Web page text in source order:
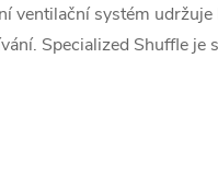
ventilační systém
Specialized Shuffle